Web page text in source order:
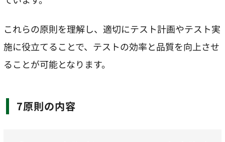
これらの原則を理解し、適切にテスト計画やテスト実
施に役立てることで、テストの効率と品質を向上させ
ることが可能となります。
7原則の内容